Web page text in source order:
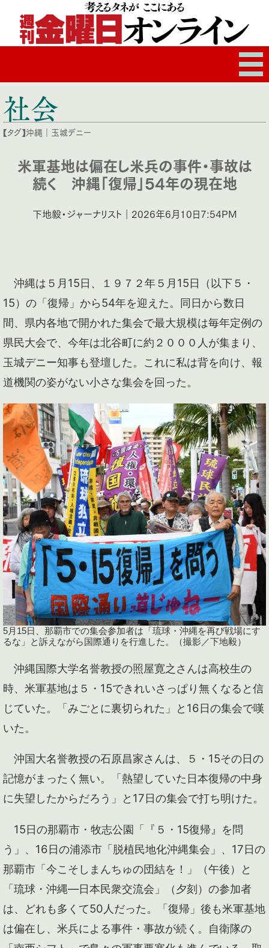
社会
【タグ】沖縄 ｜ 玉城デニー
米軍基地は偏在し米兵の事件・事故は
続く 沖縄「復帰」54年の現在地
下地毅・ジャーナリスト｜2026年6月10日7:54PM
沖縄は５月15日、１９７２年５月15日（以下５・
15）の「復帰」から54年を迎えた。同日から数日
間、県内各地で開かれた集会で最大規模は毎年定例の
県民大会で、今年は北谷町に約２０００人が集まり、
玉城デニー知事も登壇した。これに私は背を向け、報
道機関の姿がない小さな集会を回った。
5月15日、那覇市での集会参加者は「琉球・沖縄を再び戦場にす
るな」と訴えながら国際通りを行進した。（撮影／下地毅）
沖縄国際大学名誉教授の照屋寛之さんは高校生の
時、米軍基地は５・15できれいさっぱり無くなると信
じていた。「みごとに裏切られた」と16日の集会で嘆
いた。
沖国大名誉教授の石原昌家さんは、５・15その日の
記憶がまったく無い。「熱望していた日本復帰の中身
に失望したからだろう」と17日の集会で打ち明けた。
15日の那覇市・牧志公園「『５・15復帰』を問
う」、16日の浦添市「脱植民地化沖縄集会」、17日の
那覇市「今こそしまんちゅの団結を！」（午後）と
「琉球・沖縄―日本民衆交流会」（夕刻）の参加者
は、どれも多くて50人だった。「復帰」後も米軍基地
は偏在し、米兵による事件・事故が続く。自衛隊の